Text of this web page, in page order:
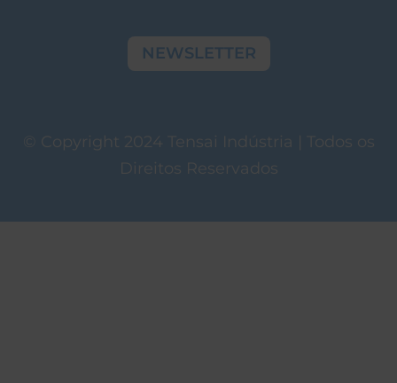
NEWSLETTER
© Copyright 2024 Tensai Indústria | Todos os
Direitos Reservados